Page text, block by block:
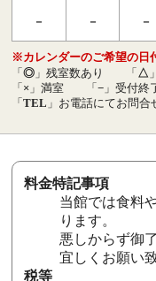
- - -
※カレンダーのご希望の日
「◎ 」残室数あり 「 △
「 × 」満室 「− 」受付終
「TEL 」お電話にてお問合
料金特記事項
当館では食料
ります。
悪しからず御
宜しくお願い
税等